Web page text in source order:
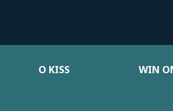
Ο KISS WIN